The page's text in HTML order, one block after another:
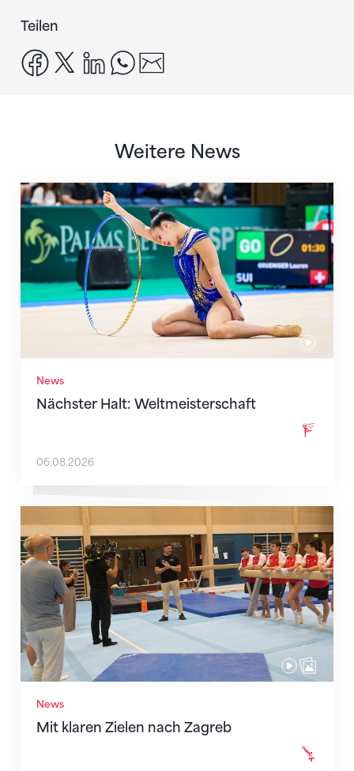
Teilen
facebook
x linkedinwhatsapp
Weitere News
News
Nächster Halt: Weltmeisterschaft
Nächster Halt: Weltmeisterschaft
06.08.2026
News
Mit klaren Zielen nach Zagreb
Mit klaren Zielen nach Zagreb